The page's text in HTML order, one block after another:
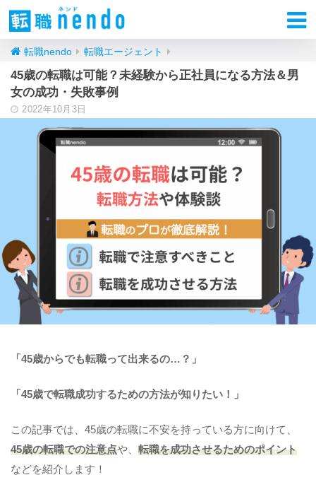
転職nendo 転職エージェント
45歳の転職は可能？未経験から正社員になる方法＆男
女の成功・失敗事例
2022年10月3日
「45歳からでも転職って出来るの…？」
「45歳で転職成功するための方法が知りたい！」
この記事では、45歳の転職に不安を持っている方に向けて、
45歳の転職での注意点や、 転職を成功させるためのポイント
などを紹介します！